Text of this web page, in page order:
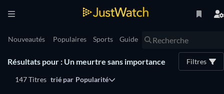
Nouveautés Populaires Sports Guide
Résultats pour : Un meurtre sans importance Filtres
147 Titres trié par Popularité